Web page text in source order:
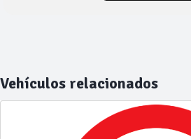
Vehículos relacionados